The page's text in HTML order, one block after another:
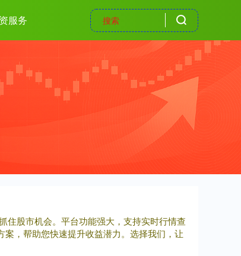
服务
住股市机会。平台功能强大，支持实时行情查
，帮助您快速提升收益潜力。选择我们，让